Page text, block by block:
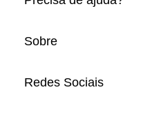
Sobre
Redes Sociais